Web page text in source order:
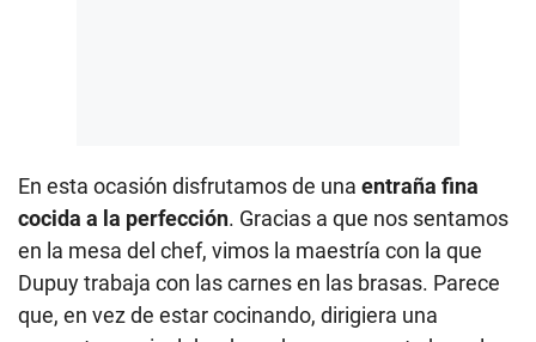
En esta ocasión disfrutamos de una entraña fina
cocida a la perfección. Gracias a que nos sentamos
en la mesa del chef, vimos la maestría con la que
Dupuy trabaja con las carnes en las brasas. Parece
que, en vez de estar cocinando, dirigiera una